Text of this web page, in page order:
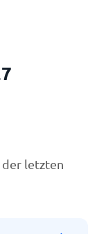
letzten